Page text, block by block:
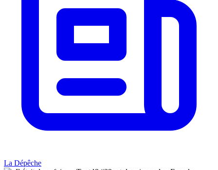
La Dépêche